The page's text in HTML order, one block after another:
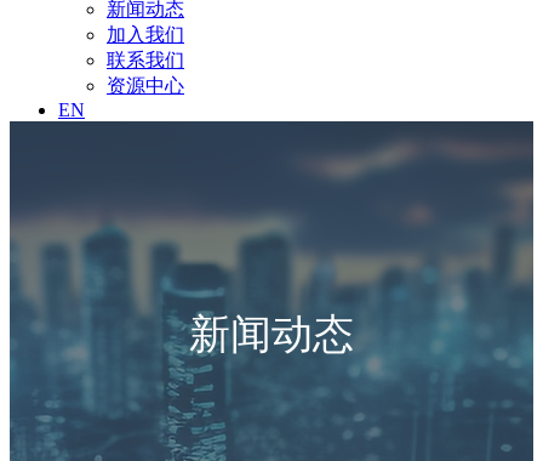
新闻动态
加入我们
联系我们
资源中心
EN
新闻动态